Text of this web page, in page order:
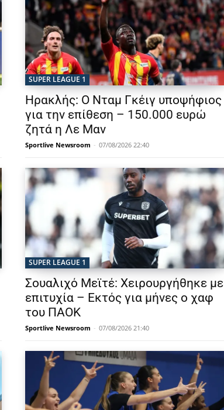
SUPER LEAGUE 1
Ηρακλής: Ο Νταμ Γκέιγ υποψήφιος
για την επίθεση – 150.000 ευρώ
ζητά η Λε Μαν
Sportlive Newsroom - 07/08/2026 22:40
SUPER LEAGUE 1
Σουαλιχό Μεϊτέ: Χειρουργήθηκε με
επιτυχία – Εκτός για μήνες ο χαφ
του ΠΑΟΚ
Sportlive Newsroom - 07/08/2026 21:40